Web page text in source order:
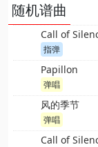
随机谱曲
Call of
指弹
Papillon
弹唱
风的季节
弹唱
Call of